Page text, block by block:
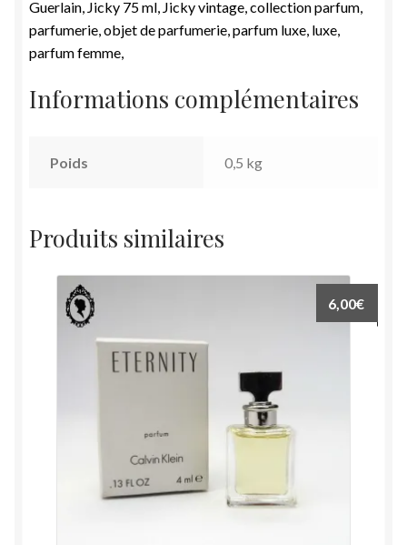
Guerlain, Jicky 75 ml, Jicky vintage, collection parfum,
parfumerie, objet de parfumerie, parfum luxe, luxe,
parfum femme,
Informations complémentaires
Poids 0,5 kg
Produits similaires
6,00€